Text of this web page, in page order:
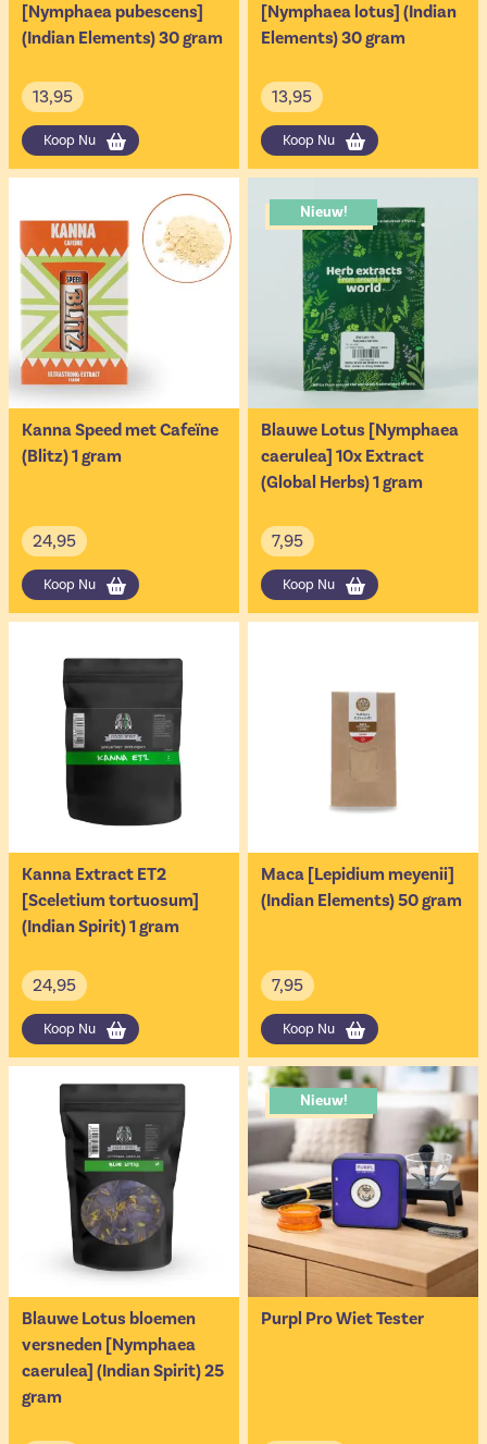
[Nymphaea pubescens]
(Indian Elements) 30 gram
13,95
Koop Nu
[Nymphaea lotus] (Indian
Elements) 30 gram
13,95
Koop Nu
Kanna Speed met Cafeïne
(Blitz) 1 gram
24,95
Koop Nu
Nieuw!
Blauwe Lotus [Nymphaea
caerulea] 10x Extract
(Global Herbs) 1 gram
7,95
Koop Nu
Kanna Extract ET2
[Sceletium tortuosum]
(Indian Spirit) 1 gram
24,95
Koop Nu
Maca [Lepidium meyenii]
(Indian Elements) 50 gram
7,95
Koop Nu
Blauwe Lotus bloemen
versneden [Nymphaea
caerulea] (Indian Spirit) 25
gram
Nieuw!
Purpl Pro Wiet Tester